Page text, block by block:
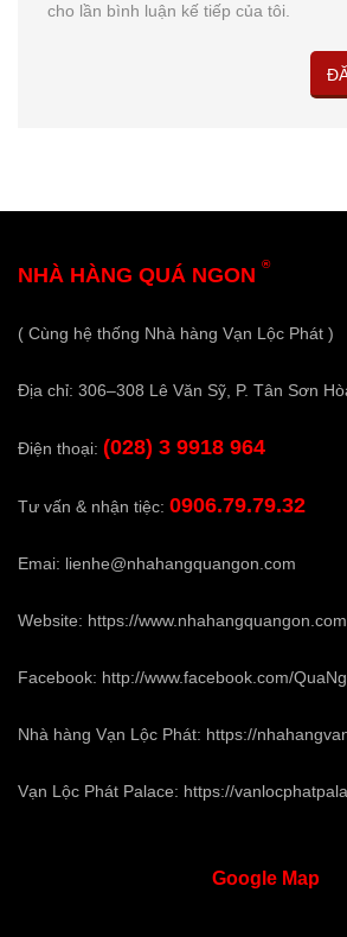
cho lần bình luận kế tiếp của tôi.
NHÀ HÀNG QUÁ NGON ®
( Cùng hệ thống Nhà hàng Vạn Lộc Phát )
Địa chỉ: 306–308 Lê Văn Sỹ, P. Tân Sơn
Điện thoại: (028) 3 9918 964
Tư vấn & nhận tiệc: 0906.79.79.32
Emai: lienhe@nhahangquangon.com
Website: https://www.nhahangquangon.com
Facebook: http://www.facebook.com/
Nhà hàng Vạn Lộc Phát: https://
Vạn Lộc Phát Palace: https://
GoogleMap